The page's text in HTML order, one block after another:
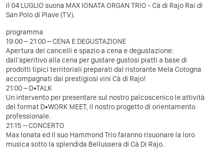
Il 04 LUGLIO suona MAX IONATA ORGAN TRIO - Cà di Rajo Rai di
San Polo di Piave (TV).
programma
19:00 – 21:00 – CENA E DEGUSTAZIONE
Apertura dei cancelli e spazio a cena e degustazione:
dall’aperitivo alla cena per gustare gustosi piatti a base di
prodotti tipici territoriali preparati dal ristorante Mela Cotogna
accompagnati dai prestigiosi vini Cà di Rajo!
21:00 – D•TALK
Un intervento per presentare sul nostro palcoscenico le attività
del format D•WORK MEET, il nostro progetto di orientamento
professionale.
21:15 – CONCERTO
Max Ionata ed il suo Hammond Trio faranno risuonare la loro
musica sotto la splendida Bellussera di Cà Di Rajo.